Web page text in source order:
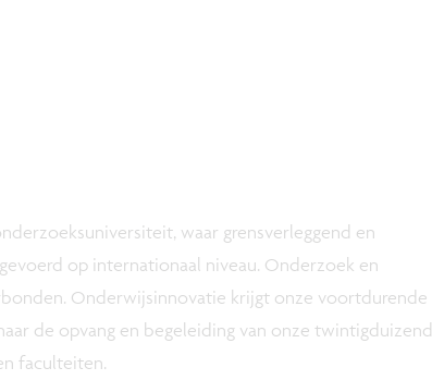
waar grensverleggend en
op internationaal niveau. Onderzoek en
Onderwijsinnovatie krijgt onze voortdurende
de opvang en begeleiding van onze twintigduizend
faculteiten.